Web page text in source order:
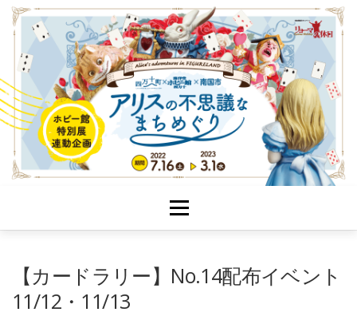
メニュー
新着情報
【カードラリー】No.14配布イベント
11/12・11/13